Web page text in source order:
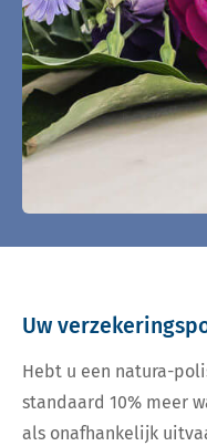
Uw
Hebt u een natura-
standaard 10% meer
als onafhankelijk